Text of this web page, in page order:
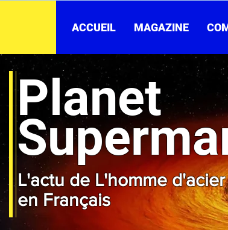
ACCUEIL MAGAZINE
Planet
L'actu de L'homme d'acier
en Français